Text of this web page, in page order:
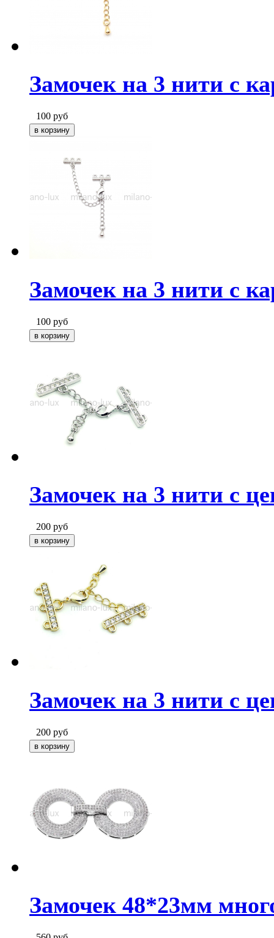
Замочек на 3 нити с
100 руб
Замочек на 3 нити с
100 руб
Замочек на 3 нити с
200 руб
Замочек на 3 нити с
200 руб
Замочек 48*23мм